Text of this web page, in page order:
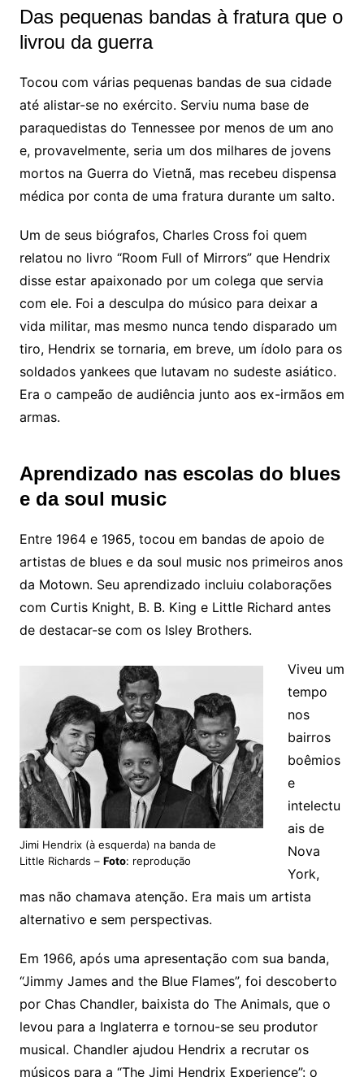
Das pequenas bandas à fratura que o
livrou da guerra
Tocou com várias pequenas bandas de sua cidade
até alistar-se no exército. Serviu numa base de
paraquedistas do Tennessee por menos de um ano
e, provavelmente, seria um dos milhares de jovens
mortos na Guerra do Vietnã, mas recebeu dispensa
médica por conta de uma fratura durante um salto.
Um de seus biógrafos, Charles Cross foi quem
relatou no livro “Room Full of Mirrors” que Hendrix
disse estar apaixonado por um colega que servia
com ele. Foi a desculpa do músico para deixar a
vida militar, mas mesmo nunca tendo disparado um
tiro, Hendrix se tornaria, em breve, um ídolo para os
soldados yankees que lutavam no sudeste asiático.
Era o campeão de audiência junto aos ex-irmãos em
armas.
Aprendizado nas escolas do blues
e da soul music
Entre 1964 e 1965, tocou em bandas de apoio de
artistas de blues e da soul music nos primeiros anos
da Motown. Seu aprendizado incluiu colaborações
com Curtis Knight, B. B. King e Little Richard antes
de destacar-se com os Isley Brothers.
Jimi Hendrix (à esquerda) na banda de
Little Richards – Foto: reprodução
Viveu um
tempo
nos
bairros
boêmios
e
intelectu
ais de
Nova
York,
mas não chamava atenção. Era mais um artista
alternativo e sem perspectivas.
Em 1966, após uma apresentação com sua banda,
“Jimmy James and the Blue Flames”, foi descoberto
por Chas Chandler, baixista do The Animals, que o
levou para a Inglaterra e tornou-se seu produtor
musical. Chandler ajudou Hendrix a recrutar os
músicos para a “The Jimi Hendrix Experience”: o